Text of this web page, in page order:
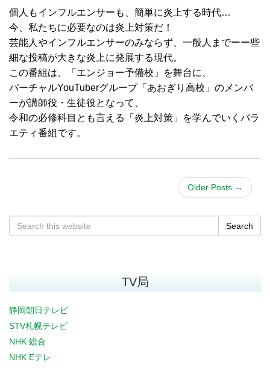
個人もインフルエンサーも、簡単に炎上する時代…
今、私たちに必要なのは炎上対策だ！
芸能人やインフルエンサーのみならず、一般人までーー些
細な投稿が大きな炎上に発展する現代。
この番組は、「エンジョー予備校」を舞台に、
バーチャルYouTuberグループ「あおぎり高校」のメンバ
ーが講師役・生徒役となって、
令和の必修科目とも言える「炎上対策」を学んでいくバラ
エティ番組です。
Older Posts →
Search
TV局
静岡朝日テレビ
STV札幌テレビ
NHK 総合
NHK Eテレ